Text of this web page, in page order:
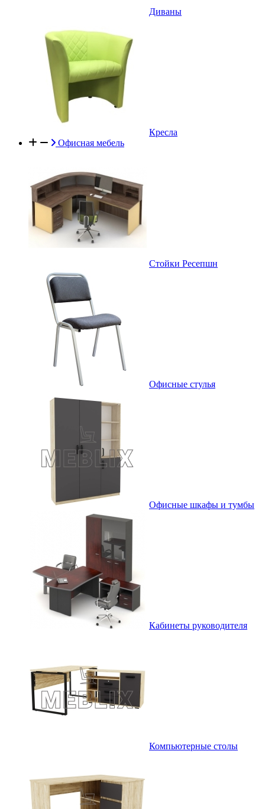
Диваны
Кресла
Офисная мебель
Стойки Ресепшн
Офисные стулья
Офисные шкафы и тумбы
Кабинеты руководителя
Компьютерные столы